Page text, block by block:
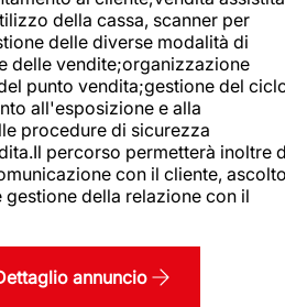
della cassa, scanner per
delle diverse modalità di
delle vendite;organizzazione
punto vendita;gestione del
all'esposizione e alla
procedure di sicurezza
percorso permetterà inoltre
con il cliente,
della relazione con il
annuncio